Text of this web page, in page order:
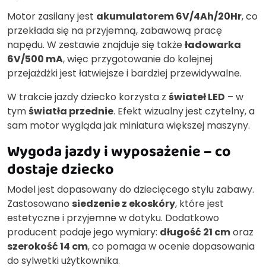
Motor zasilany jest akumulatorem 6V/4Ah/20Hr, co
przekłada się na przyjemną, zabawową pracę
napędu. W zestawie znajduje się takżeładowarka
6V/500 mA, więc przygotowanie do kolejnej
przejażdżki jest łatwiejsze i bardziej przewidywalne.
W trakcie jazdy dziecko korzysta z świateł LED – w
tymświatła przednie. Efekt wizualny jest czytelny, a
sam motor wygląda jak miniatura większej maszyny.
Wygoda jazdy i wyposażenie – co
dostaje dziecko
Model jest dopasowany do dziecięcego stylu zabawy.
Zastosowano siedzenie z ekoskóry, które jest
estetyczne i przyjemne w dotyku. Dodatkowo
producent podaje jego wymiary: długość 21 cmoraz
szerokość 14 cm, co pomaga w ocenie dopasowania
do sylwetki użytkownika.